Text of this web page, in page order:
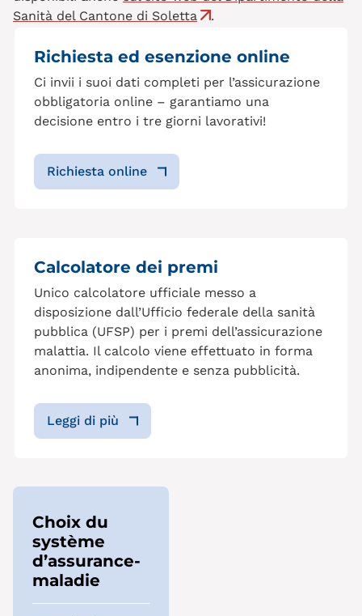
Sanità del Cantone di Soletta
.
Richiesta ed esenzione online
Ci invii i suoi dati completi per l’assicurazione
obbligatoria online – garantiamo una
decisione entro i tre giorni lavorativi!
Richiesta online
Calcolatore dei premi
Unico calcolatore ufficiale messo a
disposizione dall’Ufficio federale della sanità
pubblica (UFSP) per i premi dell’assicurazione
malattia. Il calcolo viene effettuato in forma
anonima, indipendente e senza pubblicità.
Leggi di più
Choix du
système
d’assurance-
maladie